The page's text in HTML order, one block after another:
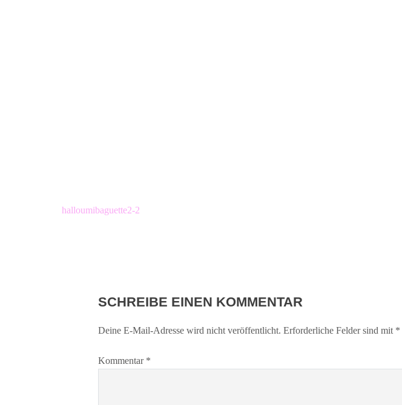
Beitragsnavigation
halloumibaguette2-2
SCHREIBE EINEN KOMMENTAR
Deine E-Mail-Adresse wird nicht veröffentlicht. Erforderliche Felder sind mit *
Kommentar *